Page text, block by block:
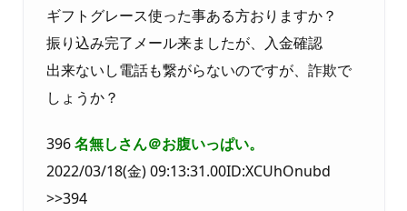
ギフトグレース使った事ある方おりますか？
振り込み完了メール来ましたが、入金確認
出来ないし電話も繋がらないのですが、詐欺で
しょうか？
396名無しさん＠お腹いっぱい。
2022/03/18(金) 09:13:31.00ID:XCUhOnubd
>>394